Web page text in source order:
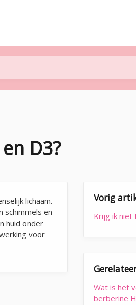
D3?
lichaam.
schimmels en
huid onder
voor
Vorig
Krijg ik niet
Wat is het
berberine